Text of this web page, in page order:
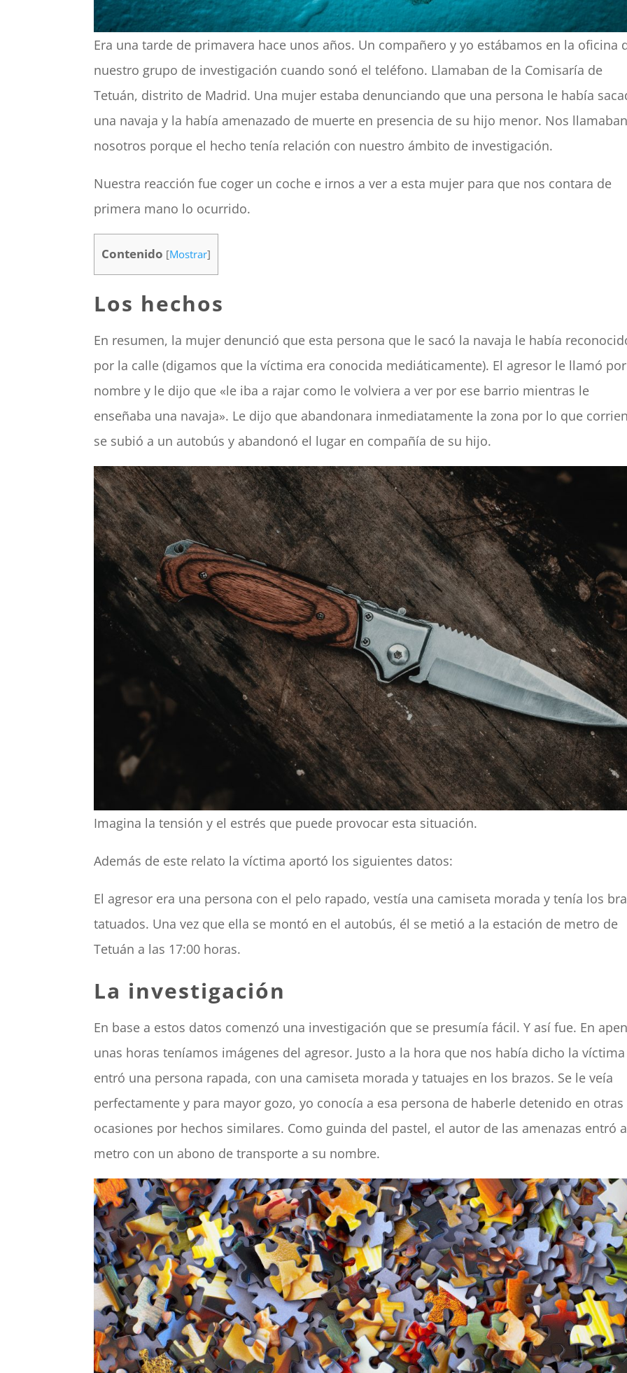
Era una tarde de primavera hace unos años. Un compañero y yo estábamos en la oficina
nuestro grupo de investigación cuando sonó el teléfono. Llamaban de la Comisaría de
Tetuán, distrito de Madrid. Una mujer estaba denunciando que una persona le había
una navaja y la había amenazado de muerte en presencia de su hijo menor. Nos
nosotros porque el hecho tenía relación con nuestro ámbito de investigación.
Nuestra reacción fue coger un coche e irnos a ver a esta mujer para que nos contara de
primera mano lo ocurrido.
Contenido [Mostrar]
Los hechos
En resumen, la mujer denunció que esta persona que le sacó la navaja le había
por la calle (digamos que la víctima era conocida mediáticamente). El agresor le llamó
nombre y le dijo que «le iba a rajar como le volviera a ver por ese barrio mientras le
enseñaba una navaja». Le dijo que abandonara inmediatamente la zona por lo que
se subió a un autobús y abandonó el lugar en compañía de su hijo.
Imagina la tensión y el estrés que puede provocar esta situación.
Además de este relato la víctima aportó los siguientes datos:
El agresor era una persona con el pelo rapado, vestía una camiseta morada y tenía los
tatuados. Una vez que ella se montó en el autobús, él se metió a la estación de metro de
Tetuán a las 17:00 horas.
La investigación
En base a estos datos comenzó una investigación que se presumía fácil. Y así fue. En
unas horas teníamos imágenes del agresor. Justo a la hora que nos había dicho la víctima
entró una persona rapada, con una camiseta morada y tatuajes en los brazos. Se le veía
perfectamente y para mayor gozo, yo conocía a esa persona de haberle detenido en otras
ocasiones por hechos similares. Como guinda del pastel, el autor de las amenazas entró
metro con un abono de transporte a su nombre.